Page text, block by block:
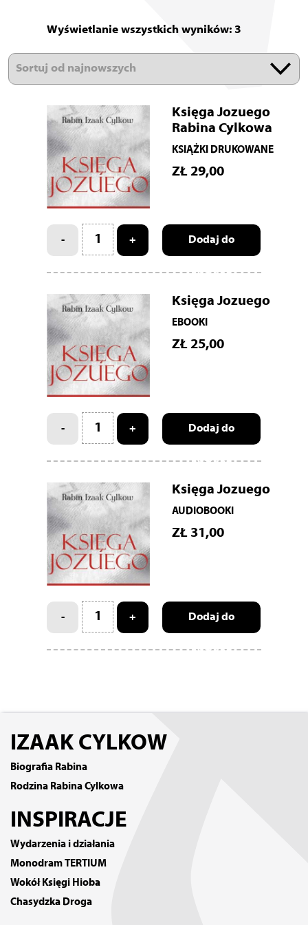
Wyświetlanie wszystkich wyników: 3
Księga Jozuego
Rabina Cylkowa
KSIĄŻKI DRUKOWANE
ZŁ 29,00
- + Dodaj do
koszyka
Księga Jozuego
EBOOKI
ZŁ 25,00
- + Dodaj do
koszyka
Księga Jozuego
AUDIOBOOKI
ZŁ 31,00
- + Dodaj do
koszyka
IZAAK CYLKOW
Biografia Rabina
Rodzina Rabina Cylkowa
INSPIRACJE
Wydarzenia i działania
Monodram TERTIUM
Wokół Księgi Hioba
Chasydzka Droga